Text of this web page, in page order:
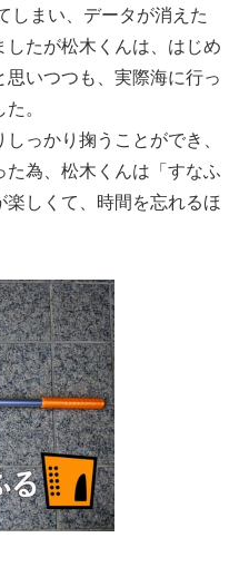
しまい、データが消えた
たが松木くんは、はじめ
いつつも、実際海に行っ
。
っかり掬うことができ、
為、松木くんは「すなふ
しくて、時間を忘れるほ